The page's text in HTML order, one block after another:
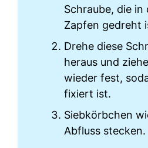
Schraube, die
Zapfen gedreht
Drehe diese
heraus und
wieder fest,
fixiert ist.
Siebkörbchen
Abfluss stecken.